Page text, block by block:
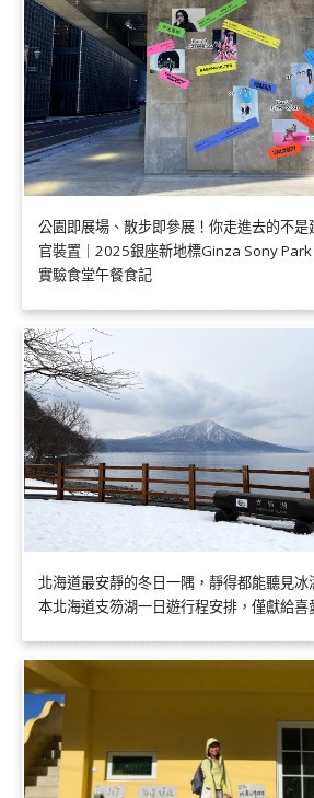
公園即展場、散步即參展！你走進去的不
官裝置｜2025銀座新地標Ginza Sony
實驗食堂午餐食記
北海道最安靜的冬日一隅，靜得都能聽見冰
本北海道支笏湖一日遊行程安排，僅獻給喜